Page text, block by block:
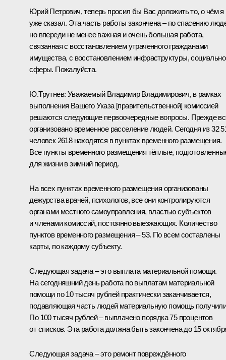
Юрий Петрович, теперь просил бы Вас доложить то, о чём я
уже сказал. Эта часть работы закончена – по спасению
но впереди не менее важная и очень большая работа,
связанная с восстановлением утраченного гражданами
имущества, с восстановлением инфраструктуры,
сферы. Пожалуйста.
Ю.Трутнев: Уважаемый Владимир Владимирович, в рамках
выполнения Вашего Указа [правительственной] комиссией
решаются следующие первоочередные вопросы. Прежде
организовано временное расселение людей. Сегодня из 32
человек 2618 находятся в пунктах временного размещения.
Все пункты временного размещения тёплые,
для жизни в зимний период.
На всех пунктах временного размещения организованы
дежурства врачей, психологов, все они контролируются
органами местного самоуправления, властью субъектов
и членами комиссий, постоянно выезжающих. Количество
пунктов временного размещения – 53. По всем составлены
карты, по каждому субъекту.
Следующая задача – это выплата материальной помощи.
На сегодняшний день работа по выплатам материальной
помощи по 10 тысяч рублей практически заканчивается,
подавляющая часть людей материальную помощь
По 100 тысяч рублей – выплачено порядка 75 процентов
от списков. Эта работа должна быть закончена до 15
Следующая задача – это ремонт повреждённого